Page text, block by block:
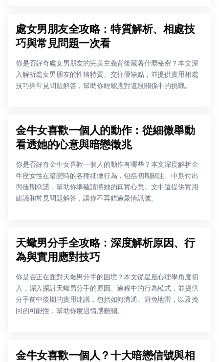
處女男朋友全攻略：特質解析、相處技
巧與常見問題一次看
你是否好奇處女男朋友的完美主義背後藏著什麼秘密？本文深
入解析處女男朋友的性格特質、交往優缺點，並提供實用相處
技巧與常見問題解答，幫助你輕鬆應對這段關係中的挑戰。
金牛女喜歡一個人的動作：從細微舉動
看透她的心意與暗戀徵兆
你是否好奇金牛女喜歡一個人的動作有哪些？本文深度解析金
牛座女性在暗戀時的各種細微行為，包括初期關注、中期付出
與後期承諾，幫助你準確讀懂她的真實心意。文中還提供實用
建議和常見問題解答，讓你不再錯過愛情訊號。
天蠍男分手全攻略：深度解析原因、行
為與實用應對技巧
你是否正在面對天蠍男分手的困境？本文從星座心理學角度切
入，深入探討天蠍男分手的原因、過程中的行為模式，並提供
分手前中後期的實用建議，包括如何溝通、避免地雷，以及挽
回的可能性，幫助你度過情感難關。
金牛女喜歡一個人？十大暗戀信號與相